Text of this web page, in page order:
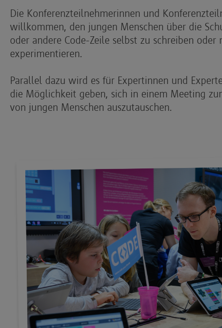
Die Konferenzteilnehmerinnen und
willkommen, den jungen Menschen über die
oder andere Code-Zeile selbst zu schreiben
experimentieren.
Parallel dazu wird es für Expertinnen und
die Möglichkeit geben, sich in einem Meeting
von jungen Menschen auszutauschen.